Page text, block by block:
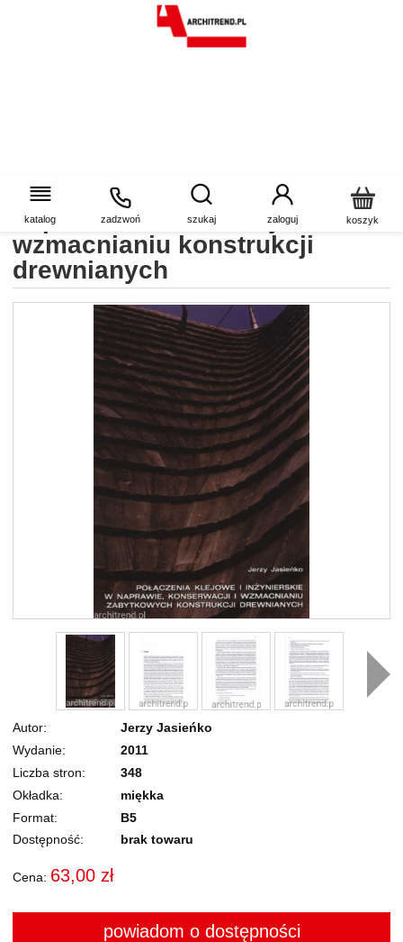
katalog zadzwoń szukaj zaloguj koszyk
Połączenia klejowe w
naprawie, konserwacji i
wzmacnianiu konstrukcji
drewnianych
Autor
Jerzy Jasieńko
Wydanie
2011
Liczba stron
348
Okładka
miękka
Format
B5
Dostępność:
brak towaru
Cena: 63,00 zł
powiadom o dostępności